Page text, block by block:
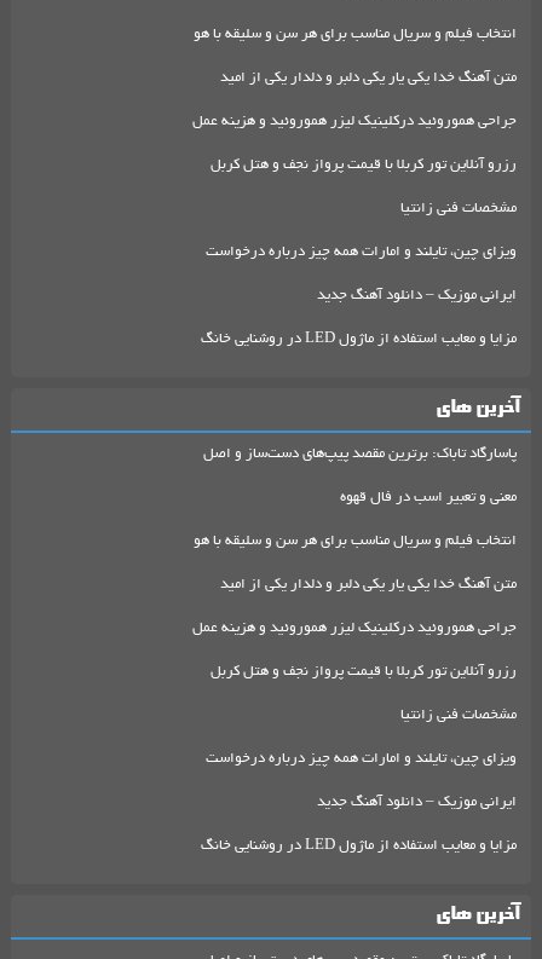
انتخاب فیلم و سریال مناسب برای هر سن و سلیقه با هو
متن آهنگ خدا یکی یار یکی دلبر و دلدار یکی از امید
جراحی هموروئید درکلینیک لیزر هموروئید و هزینه عمل
رزرو آنلاین تور کربلا با قیمت پرواز نجف و هتل کربل
مشخصات فنی زانتیا
ویزای چین، تایلند و امارات همه چیز درباره درخواست
ایرانی موزیک – دانلود آهنگ جدید
مزایا و معایب استفاده از ماژول LED در روشنایی خانگ
آخرین های
پاسارگاد تاباک: برترین مقصد پیپ‌های دست‌ساز و اصل
معنی و تعبیر اسب در فال قهوه
انتخاب فیلم و سریال مناسب برای هر سن و سلیقه با هو
متن آهنگ خدا یکی یار یکی دلبر و دلدار یکی از امید
جراحی هموروئید درکلینیک لیزر هموروئید و هزینه عمل
رزرو آنلاین تور کربلا با قیمت پرواز نجف و هتل کربل
مشخصات فنی زانتیا
ویزای چین، تایلند و امارات همه چیز درباره درخواست
ایرانی موزیک – دانلود آهنگ جدید
مزایا و معایب استفاده از ماژول LED در روشنایی خانگ
آخرین های